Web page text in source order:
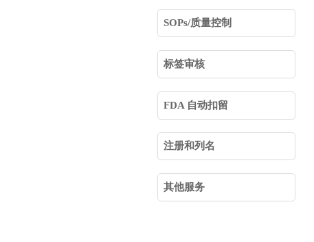
SOPs/质量控制
标签审核
FDA 自动扣留
注册和列名
其他服务